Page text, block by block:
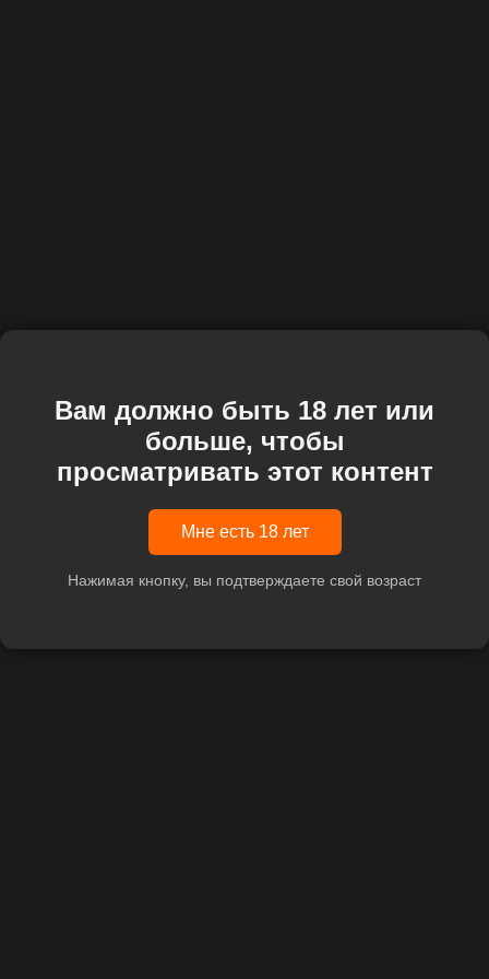
Вам должно быть 18 лет или
больше, чтобы
просматривать этот контент
Мне есть 18 лет
Нажимая кнопку, вы подтверждаете свой возраст